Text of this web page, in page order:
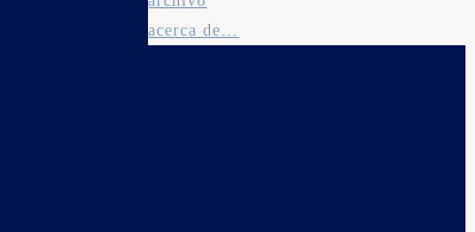
acerca de…